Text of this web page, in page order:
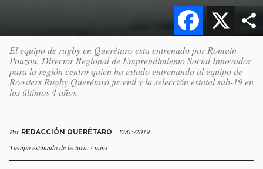
X
Facebook
El equipo de rugby en Querétaro esta entrenado por Romain
Pouzou, Director Regional de Emprendimiento Social Innovador
para la región centro quien ha estado entrenando al equipo de
Roosters Rugby Querétaro juvenil y la selección estatal sub-19 en
los últimos 4 años.
Por REDACCIÓN QUERÉTARO - 22/05/2019
Tiempo estimado de lectura:2 mins